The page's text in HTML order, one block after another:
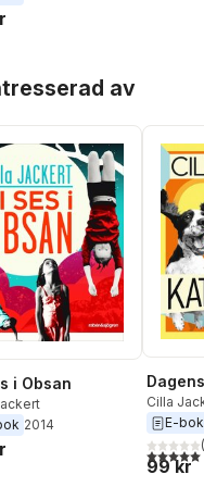
av
i Obsan
2014
Cilla
E-bok
5,0utav (
99 kr